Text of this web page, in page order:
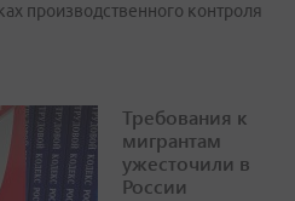
производственного контроля
Требования к
мигрантам
ужесточили в
России